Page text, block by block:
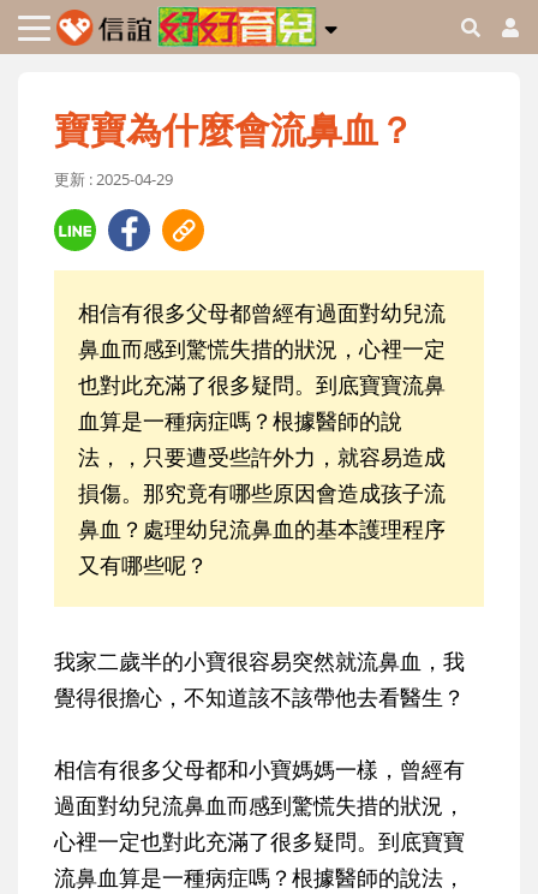
寶寶為什麼會流鼻血？
更新 : 2025-04-29
相信有很多父母都曾經有過面對幼兒流
鼻血而感到驚慌失措的狀況，心裡一定
也對此充滿了很多疑問。到底寶寶流鼻
血算是一種病症嗎？根據醫師的說
法，，只要遭受些許外力，就容易造成
損傷。那究竟有哪些原因會造成孩子流
鼻血？處理幼兒流鼻血的基本護理程序
又有哪些呢？
我家二歲半的小寶很容易突然就流鼻血，我
覺得很擔心，不知道該不該帶他去看醫生？
相信有很多父母都和小寶媽媽一樣，曾經有
過面對幼兒流鼻血而感到驚慌失措的狀況，
心裡一定也對此充滿了很多疑問。到底寶寶
流鼻血算是一種病症嗎？根據醫師的說法，